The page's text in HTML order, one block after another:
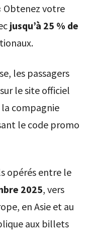
Obtenez votre
jusqu’à 25 % de
les passagers
le site officiel
compagnie
le code promo
opérés entre le
2025, vers
en Asie et au
aux billets